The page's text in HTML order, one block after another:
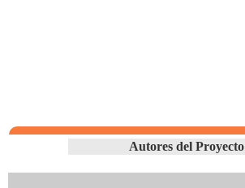
Autores del Proyecto